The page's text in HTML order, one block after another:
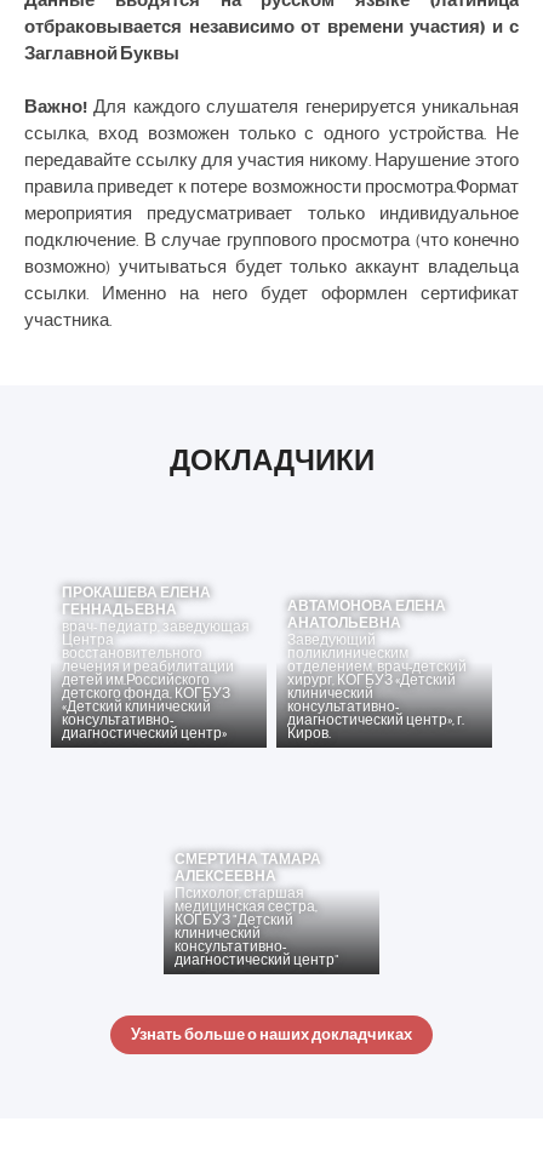
отбраковывается независимо от времени участия) и с
Заглавной Буквы
Важно! Для каждого слушателя генерируется уникальная
ссылка, вход возможен только с одного устройства. Не
передавайте ссылку для участия никому. Нарушение этого
правила приведет к потере возможности просмотра.Формат
мероприятия предусматривает только индивидуальное
подключение. В случае группового просмотра (что конечно
возможно) учитываться будет только аккаунт владельца
ссылки. Именно на него будет оформлен сертификат
участника.
ДОКЛАДЧИКИ
ПРОКАШЕВА ЕЛЕНА
ГЕННАДЬЕВНА
врач- педиатр, заведующая
Центра
восстановительного
лечения и реабилитации
детей им.Российского
детского фонда, КОГБУЗ
«Детский клинический
консультативно-
диагностический центр»
АВТАМОНОВА ЕЛЕНА
АНАТОЛЬЕВНА
Заведующий
поликлиническим
отделением, врач-детский
хирург, КОГБУЗ «Детский
клинический
консультативно-
диагностический центр», г.
Киров.
СМЕРТИНА ТАМАРА
АЛЕКСЕЕВНА
Психолог, старшая
медицинская сестра,
КОГБУЗ "Детский
клинический
консультативно-
диагностический центр"
Узнать больше о наших докладчиках